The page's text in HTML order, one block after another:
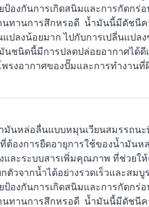
องกันการเกิดสนิมและการกัดกร่
ทานการสึกหรอดี น้ำมันนี้มีดัชนีค
ปลงน้อยมาก ไปกับการเปลี่นแป
ชนิดนี้มีการปลดปล่อยอากาศได้ดี
พรงอากาศของปั๊มและการทำงานที่
นหล่อลื่นแบบหมุนเวียนสมรรถนะ
ต้องการยืดอายุการใช้ของน้ำมันห
ละระบบสารเพิ่มคุณภาพ ที่ช่วยให้
กตัวจากน้ำได้อย่างรวดเร็วและส
องกันการเกิดสนิมและการกัดกร่
ทานการสึกหรอดี น้ำมันนี้มีดัชนีค